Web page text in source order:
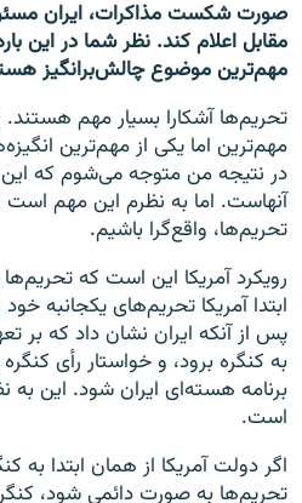
صورت شکست مذاکرات، ایران
مقابل اعلام کند. نظر شما در این
مهم‌ترین موضوع چالش‌برانگیز
تحریم‌ها آشکارا بسیار مهم هستند.
مهم‌ترین اما یکی از مهم‌ترین
در نتیجه من متوجه می‌شوم که
آنهاست. اما به نظرم این مهم است
تحریم‌ها، واقع‌گرا باشیم.
رویکرد آمریکا این است که
ابتدا آمریکا تحریم‌های یکجانبه
پس از آنکه ایران نشان داد که بر
به کنگره برود، و خواستار رأی
برنامه هسته‌ای ایران شود. این
است.
اگر دولت آمریکا از همان ابتدا به
تحریم‌ها به صورت دائمی شود،